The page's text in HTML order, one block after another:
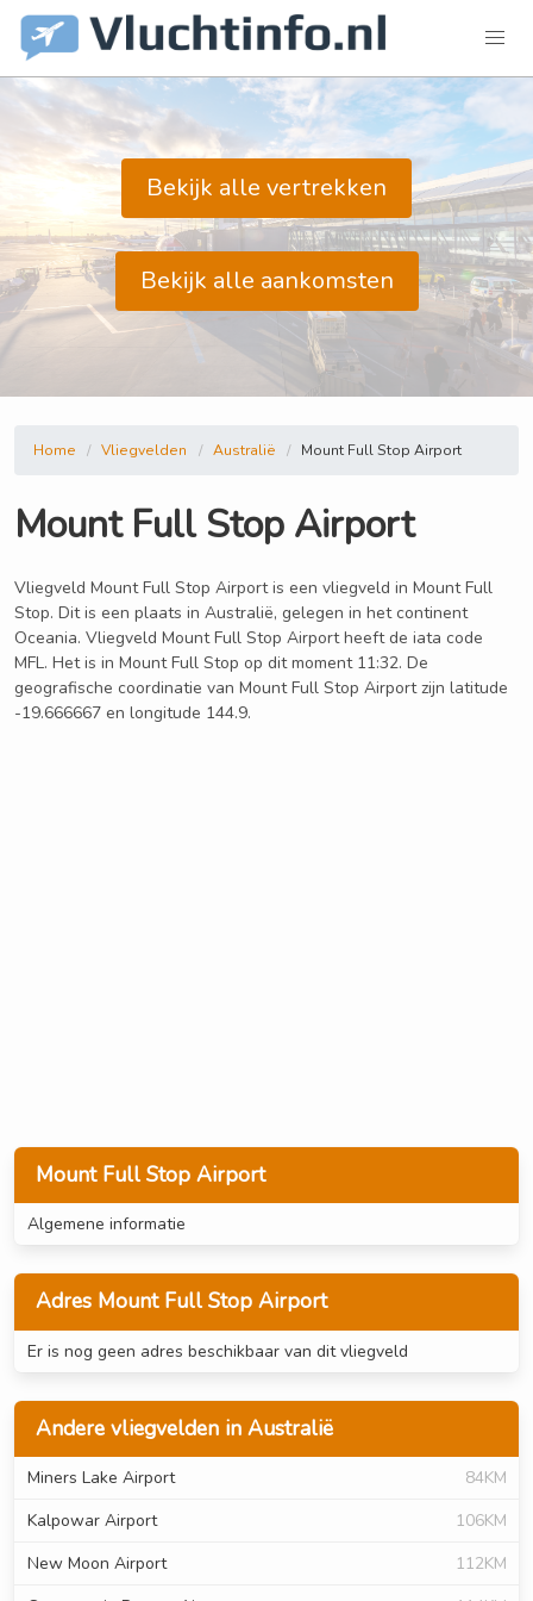
Bekijk alle vertrekken
Bekijk alle aankomsten
Mount Full Stop Airport
Algemene informatie
Adres Mount Full Stop Airport
Er is nog geen adres beschikbaar van dit vliegveld
Andere vliegvelden in Australië
Miners Lake Airport
84KM
Kalpowar Airport
106KM
New Moon Airport
112KM
Home Vliegvelden Australië Mount Full Stop Airport
Mount Full Stop Airport
Vliegveld Mount Full Stop Airport is een vliegveld in Mount Full
Stop. Dit is een plaats in Australië, gelegen in het continent
Oceania. Vliegveld Mount Full Stop Airport heeft de iata code
MFL. Het is in Mount Full Stop op dit moment 11:32. De
geografische coordinatie van Mount Full Stop Airport zijn latitude
-19.666667 en longitude 144.9.